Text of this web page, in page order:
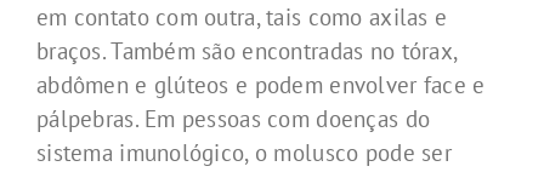
em contato com outra, tais como axilas e
braços. Também são encontradas no tórax,
abdômen e glúteos e podem envolver face e
pálpebras. Em pessoas com doenças do
sistema imunológico, o molusco pode ser